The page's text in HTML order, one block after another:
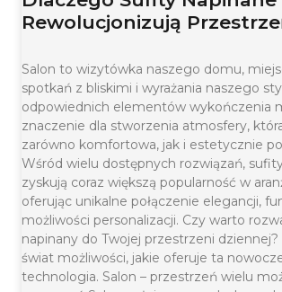
Rewolucjonizują
Salon to wizytówka naszego domu,
spotkań z bliskimi i wyrażania naszego
odpowiednich elementów wykończenia
znaczenie dla stworzenia atmosfery,
zarówno komfortowa, jak i estetycznie
Wśród wielu dostępnych rozwiązań,
zyskują coraz większą popularność w
oferując unikalne połączenie elegancji,
możliwości personalizacji. Czy warto
napinany do Twojej przestrzeni
świat możliwości, jakie oferuje ta
technologia. Salon – przestrzeń wielu